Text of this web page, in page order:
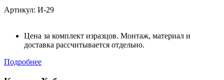
Артикул: И-29
Цена за комплект изразцов. Монтаж, материал и
доставка рассчитывается отдельно.
Подробнее